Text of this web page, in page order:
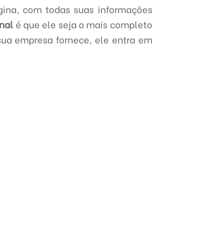
com todas suas informações
é que ele seja o mais completo
empresa fornece, ele entra em